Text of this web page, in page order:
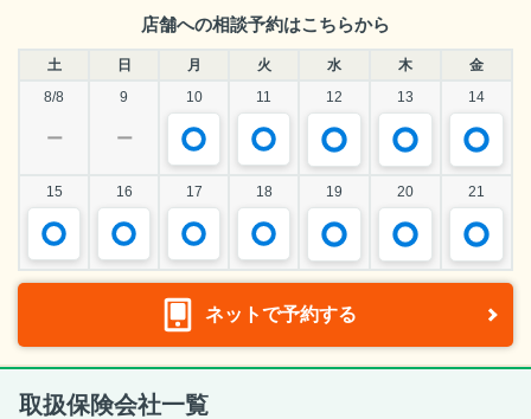
店舗への相談予約はこちらから
土 日 月 火 水 木
金
8/8
9 10 11 12 13 14
ー ー
15 16 17 18 19 20 21
ネットで予約する
取扱保険会社一覧